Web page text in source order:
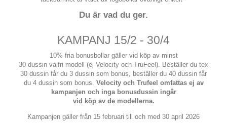
Du är vad du ger.
KAMPANJ 15/2 - 30/4
10% fria bonusbollar gäller vid köp av minst
30 dussin valfri modell (ej Velocity och TruFeel). Beställer du tex
30 dussin får du 3 dussin som bonus, beställer du 40 dussin får
du 4 dussin som bonus. Velocity och Trufeel omfattas ej av
kampanjen och inga bonusdussin ingår
vid köp av de modellerna.
Kampanjen gäller från 15 februari till och med 30 april 2026